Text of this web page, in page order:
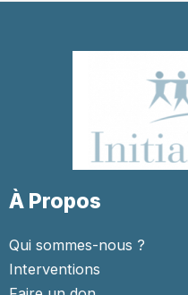
À Propos
Qui sommes-nous ?
Interventions